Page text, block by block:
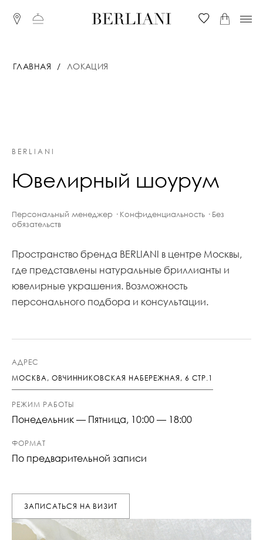
ГЛАВНАЯ ЛОКАЦИЯ
BERLIANI
Ювелирный шоурум
Персональный менеджер · Конфиденциальность · Без
обязательств
Пространство бренда BERLIANI в центре Москвы,
где представлены натуральные бриллианты и
ювелирные украшения. Возможность
персонального подбора и консультации.
АДРЕС
МОСКВА, ОВЧИННИКОВСКАЯ НАБЕРЕЖНАЯ, 6 СТР.1
РЕЖИМ РАБОТЫ
Понедельник — Пятница, 10:00 — 18:00
ФОРМАТ
По предварительной записи
ЗАПИСАТЬСЯ НА ВИЗИТ